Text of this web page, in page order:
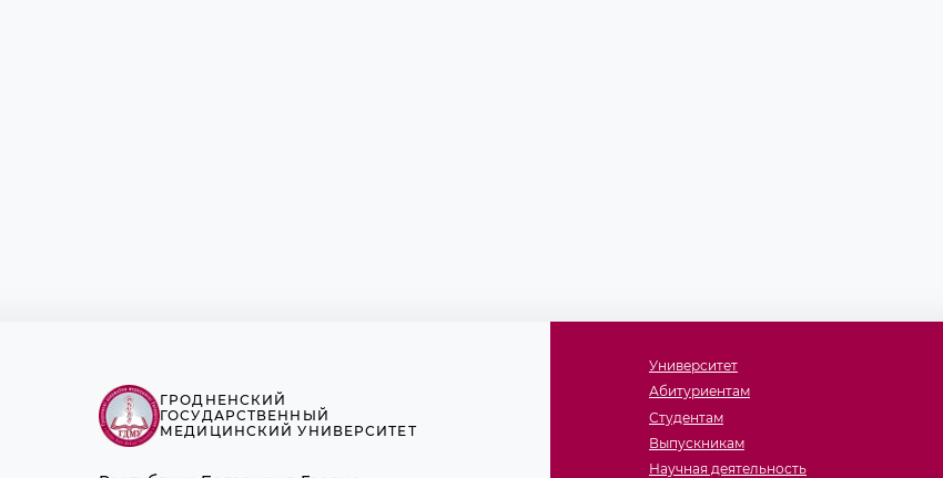
ГРОДНЕНСКИЙ
ГОСУДАРСТВЕННЫЙ
МЕДИЦИНСКИЙ УНИВЕРСИТЕТ
Университет
Абитуриентам
Студентам
Выпускникам
Научная деятельность